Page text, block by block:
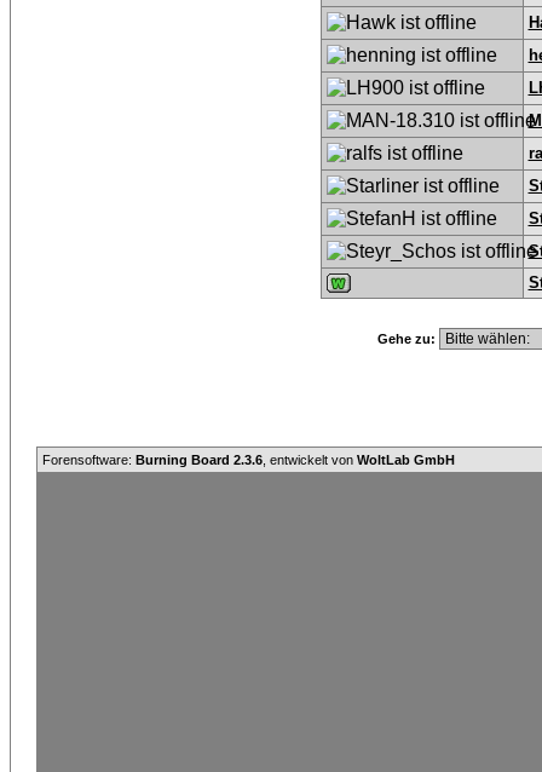
Gehe zu:
Forensoftware: Burning Board 2.3.6 , entwickelt von WoltLab GmbH